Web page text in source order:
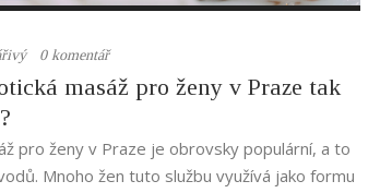
0 komentář
masáž pro ženy v Praze tak
pro ženy v Praze je obrovsky populární, a to
Mnoho žen tuto službu využívá jako formu